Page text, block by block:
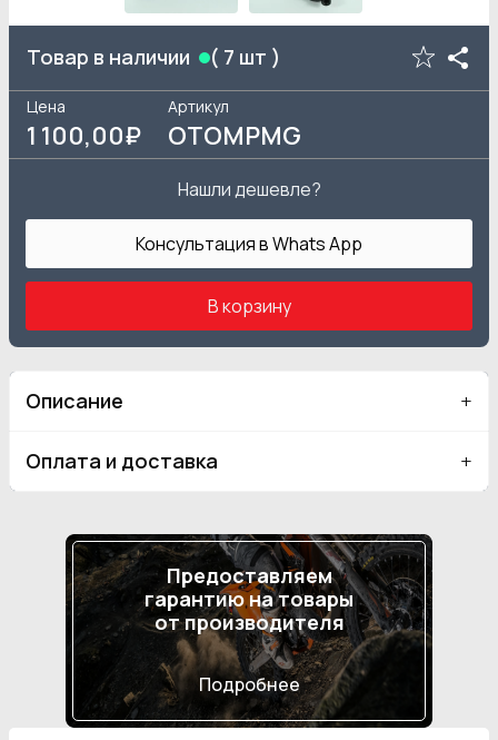
Товар в наличии ( 7 шт )
Цена
1 100,00₽
Артикул
OTOMPMG
Нашли дешевле?
Консультация в Whats App
В корзину
Описание
Оплата и доставка
Предоставляем
гарантию на товары
от производителя
Подробнее